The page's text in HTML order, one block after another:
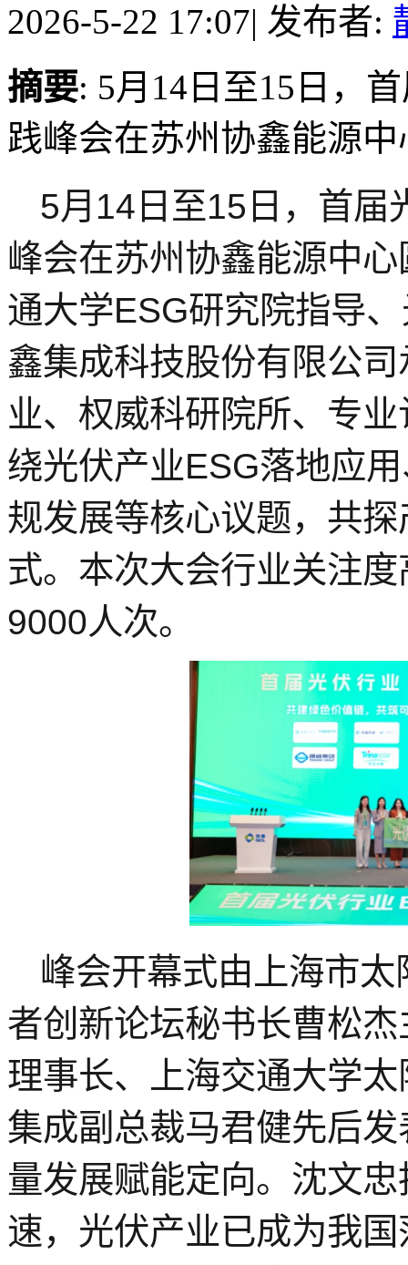
2026-5-22 17:07| 发布者:
摘要: 5月14日至15日，
践峰会在苏州协鑫能源
5月14日至15日，首届
峰会在苏州协鑫能源中
通大学ESG研究院指导
鑫集成科技股份有限公
业、权威科研院所、专
绕光伏产业ESG落地应
规发展等核心议题，共
式。本次大会行业关注
9000人次。
峰会开幕式由上海市
者创新论坛秘书长曹松
理事长、上海交通大学
集成副总裁马君健先后
量发展赋能定向。沈文
速，光伏产业已成为我